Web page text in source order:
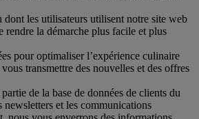
dont les utilisateurs utilisent notre site web
rendre la démarche plus facile et plus
pour optimaliser l’expérience culinaire
transmettre des nouvelles et des offres
de la base de données de clients du
newsletters et les communications